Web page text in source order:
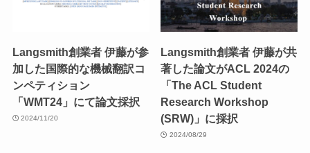
Langsmith創業者 伊藤が参
加した国際的な機械翻訳コ
ンペティション
「WMT24」にて論文採択
2024/11/20
Langsmith創業者 伊藤が共
著した論文がACL 2024の
「The ACL Student
Research Workshop
(SRW)」に採択
2024/08/29